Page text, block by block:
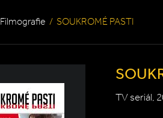
Filmografie / SOUKROMÉ PASTI
TV seriál,